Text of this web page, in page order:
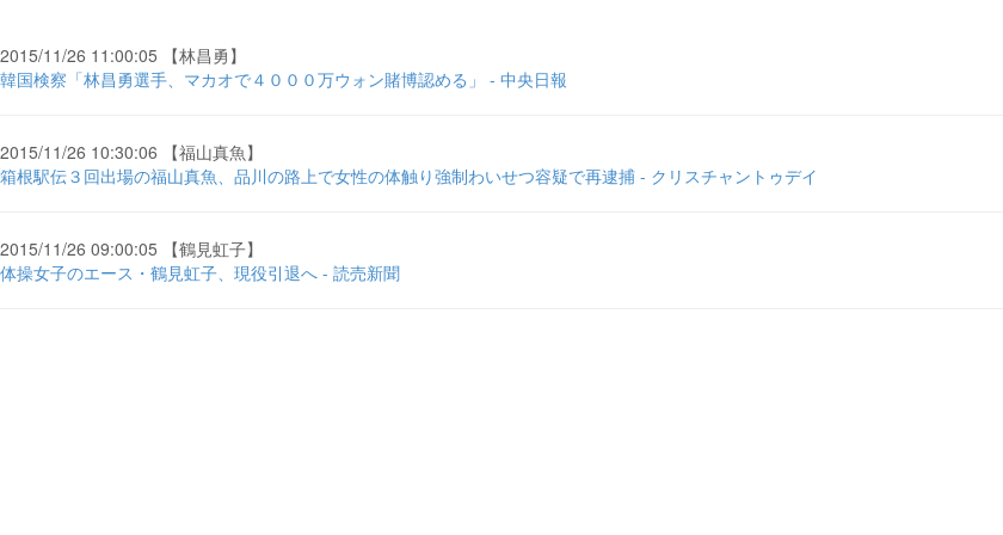
2015/11/26 11:00:05 【林昌勇】
韓国検察「林昌勇選手、マカオで４０００万ウォン賭博認める」 - 中央日報
2015/11/26 10:30:06 【福山真魚】
箱根駅伝３回出場の福山真魚、品川の路上で女性の体触り強制わいせつ容疑で再逮捕 - クリスチャントゥデイ
2015/11/26 09:00:05 【鶴見虹子】
体操女子のエース・鶴見虹子、現役引退へ - 読売新聞